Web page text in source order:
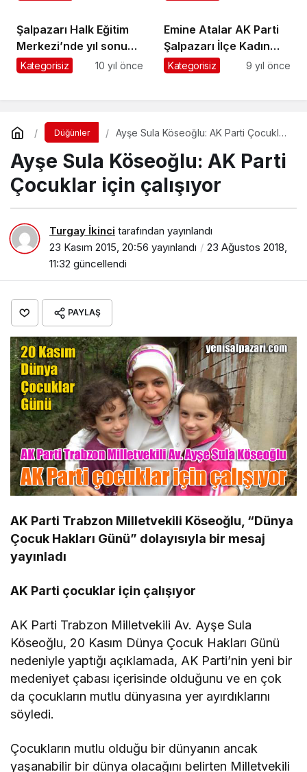
Şalpazarı Halk Eğitim
Merkezi’nde yıl sonu
sergisi açıldı
Kategorisiz 10 yıl önce
Emine Atalar AK Parti
Şalpazarı İlçe Kadın
Kolları Başkanlığı’na
Kategorisiz 9 yıl önce
Düğünler
Ayşe Sula Köseoğlu: AK Parti Çocuklar
Ayşe Sula Köseoğlu: AK Parti
Çocuklar için çalışıyor
Turgay İkinci tarafından yayınlandı
23 Kasım 2015, 20:56 yayınlandı
23 Ağustos 2018,
11:32 güncellendi
PAYLAŞ
AK Parti Trabzon Milletvekili Köseoğlu, “Dünya
Çocuk Hakları Günü” dolayısıyla bir mesaj
yayınladı
AK Parti çocuklar için çalışıyor
AK Parti Trabzon Milletvekili Av. Ayşe Sula
Köseoğlu, 20 Kasım Dünya Çocuk Hakları Günü
nedeniyle yaptığı açıklamada, AK Parti’nin yeni bir
medeniyet çabası içerisinde olduğunu ve en çok
da çocukların mutlu dünyasına yer ayırdıklarını
söyledi.
Çocukların mutlu olduğu bir dünyanın ancak
yaşanabilir bir dünya olacağını belirten Milletvekili